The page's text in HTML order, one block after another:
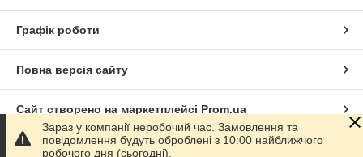
Графік роботи
Повна версія сайту
Сайт створено на маркетплейсі Prom.ua
Політика конфіденційності
Зараз у компанії неробочий час. Замовлення та
повідомлення будуть оброблені з 10:00 найближчого
робочого дня (сьогодні).